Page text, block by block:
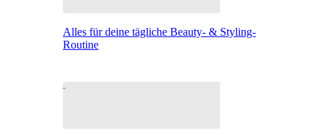
Alles für deine tägliche Beauty- & Styling-
Routine